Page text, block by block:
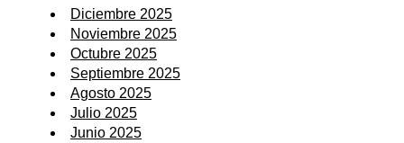
Diciembre 2025
Noviembre 2025
Octubre 2025
Septiembre 2025
Agosto 2025
Julio 2025
Junio 2025